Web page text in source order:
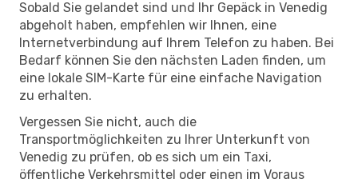
Sobald Sie gelandet sind und Ihr Gepäck in Venedig
abgeholt haben, empfehlen wir Ihnen, eine
Internetverbindung auf Ihrem Telefon zu haben. Bei
Bedarf können Sie den nächsten Laden finden, um
eine lokale SIM-Karte für eine einfache Navigation
zu erhalten.
Vergessen Sie nicht, auch die
Transportmöglichkeiten zu Ihrer Unterkunft von
Venedig zu prüfen, ob es sich um ein Taxi,
öffentliche Verkehrsmittel oder einen im Voraus